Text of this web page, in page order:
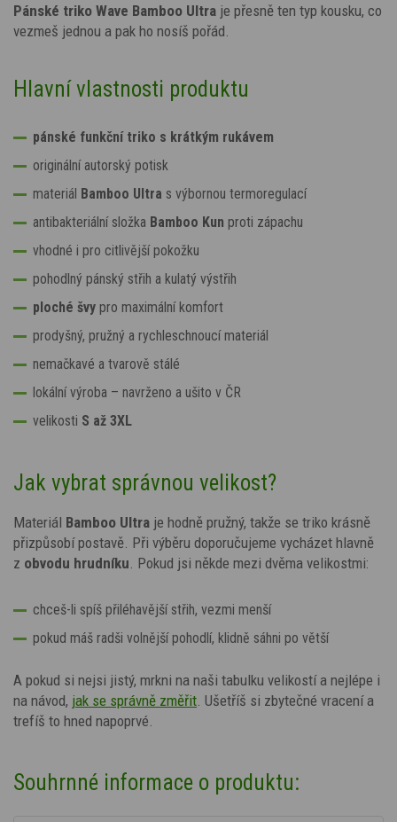
Pánské triko Wave Bamboo Ultra je přesně ten typ kousku, co
vezmeš jednou a pak ho nosíš pořád.
Hlavní vlastnosti produktu
pánské funkční triko s krátkým rukávem
originální autorský potisk
materiál Bamboo Ultra s výbornou termoregulací
antibakteriální složka Bamboo Kun proti zápachu
vhodné i pro citlivější pokožku
pohodlný pánský střih a kulatý výstřih
ploché švy pro maximální komfort
prodyšný, pružný a rychleschnoucí materiál
nemačkavé a tvarově stálé
lokální výroba – navrženo a ušito v ČR
velikosti S až 3XL
Jak vybrat správnou velikost?
Materiál Bamboo Ultra je hodně pružný, takže se triko krásně
přizpůsobí postavě. Při výběru doporučujeme vycházet hlavně
z obvodu hrudníku . Pokud jsi někde mezi dvěma velikostmi:
chceš-li spíš přiléhavější střih, vezmi menší
pokud máš radši volnější pohodlí, klidně sáhni po větší
A pokud si nejsi jistý, mrkni na naši tabulku velikostí a nejlépe i
na návod, jak se správně změřit . Ušetříš si zbytečné vracení a
trefíš to hned napoprvé.
Souhrnné informace o produktu: